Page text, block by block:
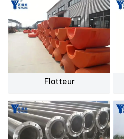
Flotteur